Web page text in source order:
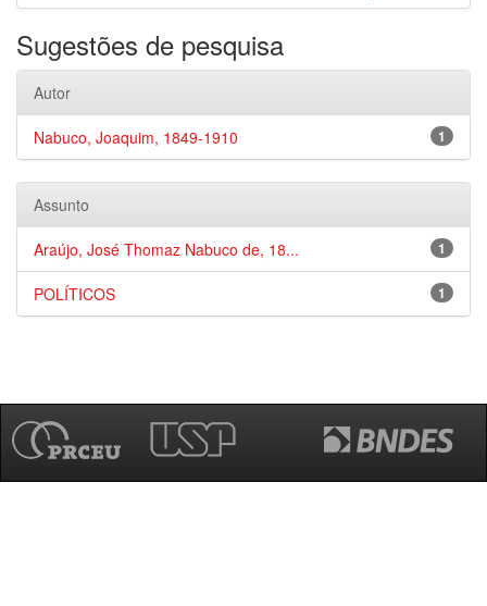
Sugestões de pesquisa
Autor
1
Nabuco, Joaquim, 1849-1910
Assunto
1
Araújo, José Thomaz Nabuco de, 18...
1
POLÍTICOS